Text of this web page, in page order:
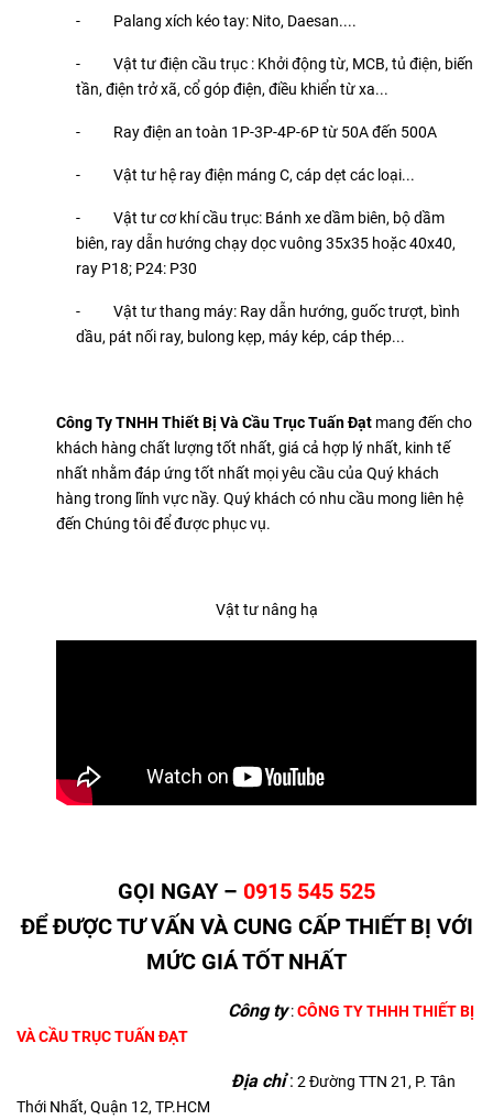
- Palang xích kéo tay: Nito, Daesan....
- Vật tư điện cầu trục : Khởi động từ, MCB, tủ điện, biến
tần, điện trở xã, cổ góp điện, điều khiển từ xa...
- Ray điện an toàn 1P-3P-4P-6P từ 50A đến 500A
- Vật tư hệ ray điện máng C, cáp dẹt các loại...
- Vật tư cơ khí cầu trục: Bánh xe dầm biên, bộ dầm
biên, ray dẫn hướng chạy dọc vuông 35x35 hoặc 40x40,
ray P18; P24: P30
- Vật tư thang máy: Ray dẫn hướng, guốc trượt, bình
dầu, pát nối ray, bulong kẹp, máy kép, cáp thép...
Công Ty TNHH Thiết Bị Và Cầu Trục Tuấn Đạt mang đến cho
khách hàng chất lượng tốt nhất, giá cả hợp lý nhất, kinh tế
nhất nhằm đáp ứng tốt nhất mọi yêu cầu của Quý khách
hàng trong lĩnh vực nầy. Quý khách có nhu cầu mong liên hệ
đến Chúng tôi để được phục vụ.
Vật tư nâng hạ
GỌI NGAY – 0915 545 525
ĐỂ ĐƯỢC TƯ VẤN VÀ CUNG CẤP THIẾT BỊ VỚI
MỨC GIÁ TỐT NHẤT
Công ty:CÔNG TY THHH THIẾT BỊ
VÀ CẦU TRỤC TUẤN ĐẠT
Địa chỉ: 2 Đường TTN 21, P. Tân
Thới Nhất, Quận 12, TP.HCM